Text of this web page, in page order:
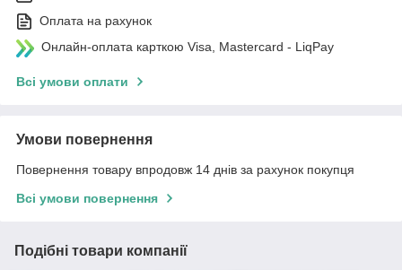
Оплата на рахунок
Онлайн-оплата карткою Visa, Mastercard - LiqPay
Всі умови оплати
Умови повернення
Повернення товару впродовж 14 днів за рахунок покупця
Всі умови повернення
Подібні товари компанії